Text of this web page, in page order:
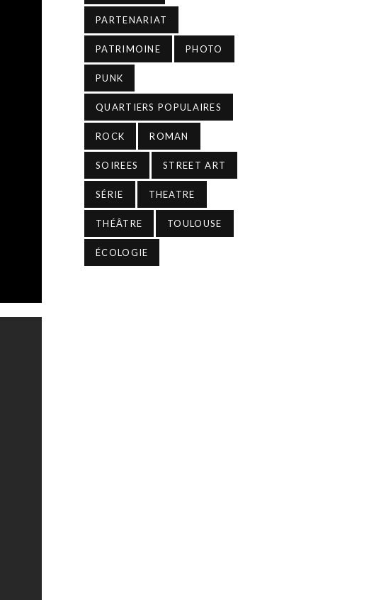
PARTENARIAT
PATRIMOINE PHOTO
PUNK
QUARTIERS POPULAIRES
ROCK ROMAN
SOIREES STREET ART
SÉRIE THEATRE
THÉÂTRE TOULOUSE
ÉCOLOGIE